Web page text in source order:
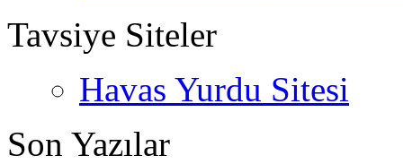
Tavsiye Siteler
Havas Yurdu Sitesi
Son Yazılar